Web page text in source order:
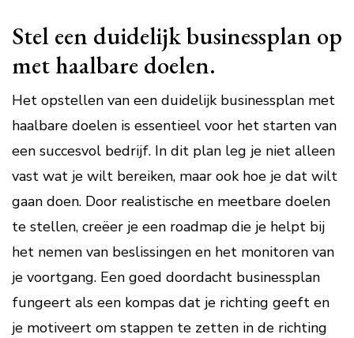
Stel een duidelijk businessplan op
met haalbare doelen.
Het opstellen van een duidelijk businessplan met
haalbare doelen is essentieel voor het starten van
een succesvol bedrijf. In dit plan leg je niet alleen
vast wat je wilt bereiken, maar ook hoe je dat wilt
gaan doen. Door realistische en meetbare doelen
te stellen, creëer je een roadmap die je helpt bij
het nemen van beslissingen en het monitoren van
je voortgang. Een goed doordacht businessplan
fungeert als een kompas dat je richting geeft en
je motiveert om stappen te zetten in de richting